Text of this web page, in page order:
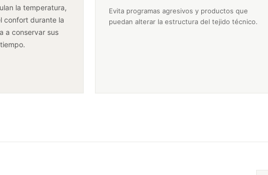
la temperatura,
confort durante la
a conservar sus
Evita programas agresivos y productos que
puedan alterar la estructura del tejido técnico.